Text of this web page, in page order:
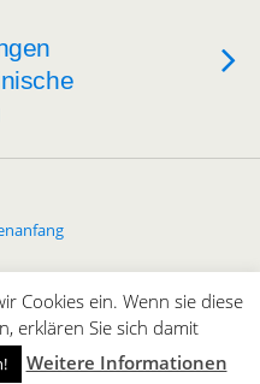
Desktop
| BLOG
Cookies ein. Wenn sie diese
erklären Sie sich damit
Weitere Informationen